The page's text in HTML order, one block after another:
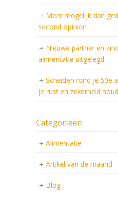
Meer mogelijk dan
second opinion
Nieuwe partner en
alimentatie uitgelegd
Scheiden rond je 50e
je rust en zekerheid
Categorieën
Alimentatie
Artikel van de maand
Blog